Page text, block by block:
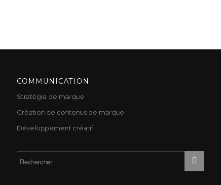
COMMUNICATION
Stratégie de marque
Création de contenus de marque
Développement créatif